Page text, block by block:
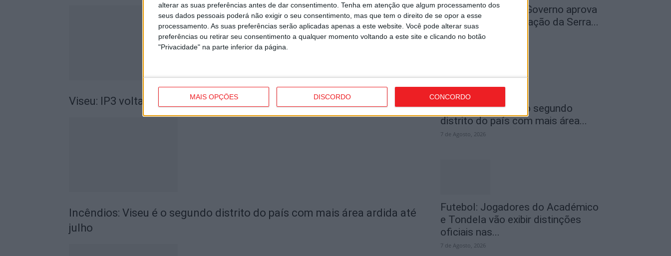
alterar as suas preferências antes de dar consentimento. Tenha em atenção que algum processamento dos
seus dados pessoais poderá não exigir o seu consentimento, mas que tem o direito de se opor a esse
processamento. As suas preferências serão aplicadas apenas a este website. Você pode alterar suas
preferências ou retirar seu consentimento a qualquer momento voltando a este site e clicando no botão
"Privacidade" na parte inferior da página.
MAIS OPÇÕES DISCORDO CONCORDO
Viseu: IP3 volta a fechar durante a noite a partir de segunda-feira
Incêndios: Viseu é o segundo distrito do país com mais área ardida até
julho
São Pedro do Sul: Governo aprova
Centro de Interpretação da Serra...
8 de Agosto, 2026
Incêndios: Viseu é o segundo
distrito do país com mais área...
7 de Agosto, 2026
Futebol: Jogadores do Académico
e Tondela vão exibir distinções
oficiais nas...
7 de Agosto, 2026